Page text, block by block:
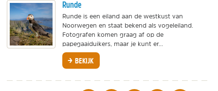
Runde
Runde is een eiland aan de westkust van
Noorwegen en staat bekend als vogeleiland.
Fotografen komen graag af op de
papegaaiduikers, maar je kunt er...
BEKIJK